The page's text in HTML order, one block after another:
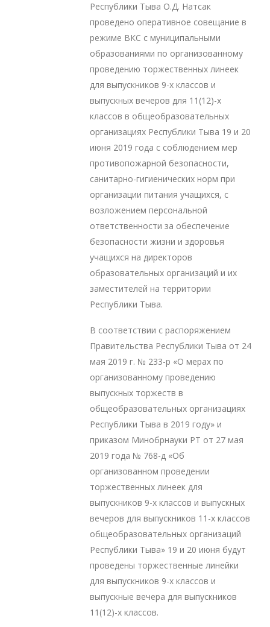
Республики Тыва О.Д. Натсак
проведено оперативное совещание в
режиме ВКС с муниципальными
образованиями по организованному
проведению торжественных линеек
для выпускников 9-х классов и
выпускных вечеров для 11(12)-х
классов в общеобразовательных
организациях Республики Тыва 19 и 20
июня 2019 года с соблюдением мер
противопожарной безопасности,
санитарно-гигиенических норм при
организации питания учащихся, с
возложением персональной
ответственности за обеспечение
безопасности жизни и здоровья
учащихся на директоров
образовательных организаций и их
заместителей на территории
Республики Тыва.
В соответствии с распоряжением
Правительства Республики Тыва от 24
мая 2019 г. № 233-р «О мерах по
организованному проведению
выпускных торжеств в
общеобразовательных организациях
Республики Тыва в 2019 году» и
приказом Минобрнауки РТ от 27 мая
2019 года № 768-д «Об
организованном проведении
торжественных линеек для
выпускников 9-х классов и выпускных
вечеров для выпускников 11-х классов
общеобразовательных организаций
Республики Тыва» 19 и 20 июня будут
проведены торжественные линейки
для выпускников 9-х классов и
выпускные вечера для выпускников
11(12)-х классов.